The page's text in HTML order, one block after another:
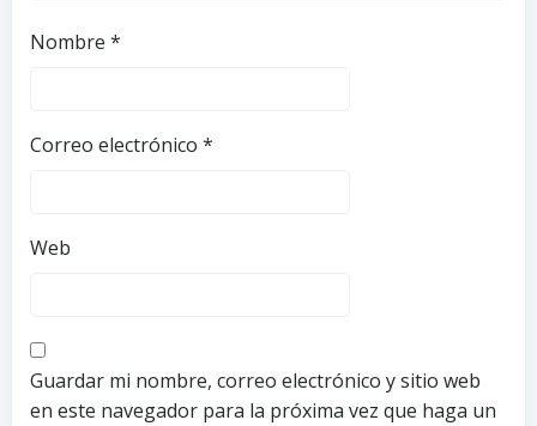
Nombre *
Correo electrónico *
Web
Guardar mi nombre, correo electrónico y sitio web
en este navegador para la próxima vez que haga un